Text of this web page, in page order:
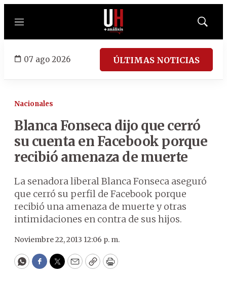
Menú
Mostrar
07 ago 2026 ÚLTIMAS NOTICIAS
Nacionales
Blanca Fonseca dijo que cerró
su cuenta en Facebook porque
recibió amenaza de muerte
La senadora liberal Blanca Fonseca aseguró
que cerró su perfil de Facebook porque
recibió una amenaza de muerte y otras
intimidaciones en contra de sus hijos.
Noviembre 22, 2013 12:06 p. m.
WhatsApp
Facebook
Twitter
EmailCopyPrint